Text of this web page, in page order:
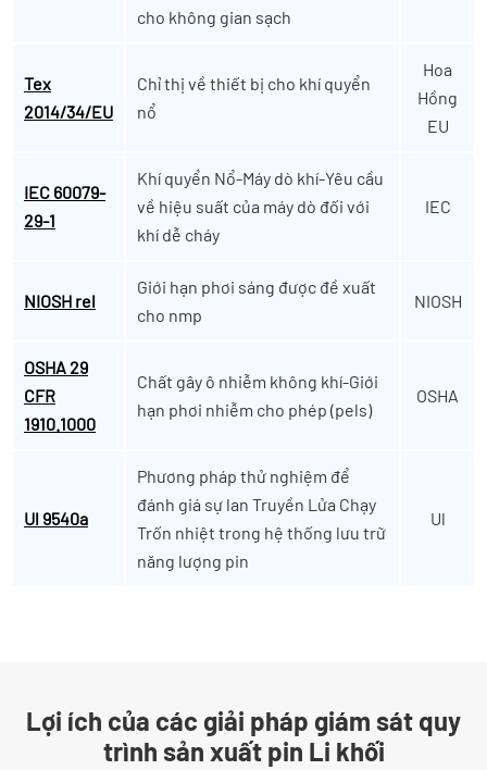
cho không gian sạch
Tex
2014/34/EU
Chỉ thị về thiết bị cho khí quyển
nổ
Hoa
Hồng
EU
IEC 60079-
29-1
Khí quyển Nổ-Máy dò khí-Yêu cầu
về hiệu suất của máy dò đối với
khí dễ cháy
IEC
NIOSH rel
Giới hạn phơi sáng được đề xuất
cho nmp
NIOSH
OSHA 29
CFR
1910.1000
Chất gây ô nhiễm không khí-Giới
hạn phơi nhiễm cho phép (pels)
OSHA
Ul 9540a
Phương pháp thử nghiệm để
đánh giá sự lan Truyền Lửa Chạy
Trốn nhiệt trong hệ thống lưu trữ
năng lượng pin
Ul
Lợi ích của các giải pháp giám sát quy
trình sản xuất pin Li khối